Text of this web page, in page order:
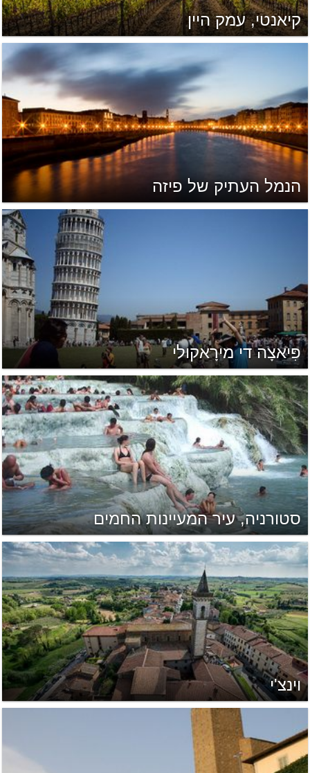
קיאנטי, עמק היין
הנמל העתיק של פיזה
פִּיאצָה די מירָאקולי
סטורניה, עיר המעיינות החמים
וינצ'י